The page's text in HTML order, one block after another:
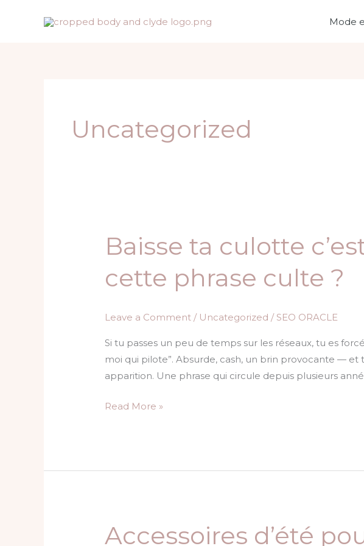
Mode
Uncategorized
Baisse ta culotte
cette phrase culte ?
Leave a Comment / Uncategorized / SEO ORACLE
Si tu passes un peu de temps sur les réseaux, tu es
moi qui pilote”. Absurde, cash, un brin provocante — et
apparition. Une phrase qui circule depuis plusieurs
Baisse
ta
culotte
c’est
qui
pilote
cette
Read More »
Accessoires d’été
Accessoires